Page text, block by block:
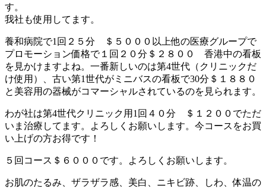
す。
我社も使用してます。
養和病院で1回２５分 ＄５０００以上他の医療グループで
プロモーション価格で１回２０分＄２８００ 香港中の看板
を見かけますよね。一番新しいのは第4世代（クリニックだ
け使用）、古い第1世代がミニバスの看板で30分＄１８８０
と美容用の器械がコマーシャルされているのを見られます。
わが社は第4世代クリニック用1回４０分 ＄１２００でただ
いま治療してます。よろしくお願いします。今コースをお買
い上げの方お得です！
５回コース＄６０００です。よろしくお願いします。
お肌のたるみ、ザラザラ感、美白、ニキビ跡、しわ、体温の